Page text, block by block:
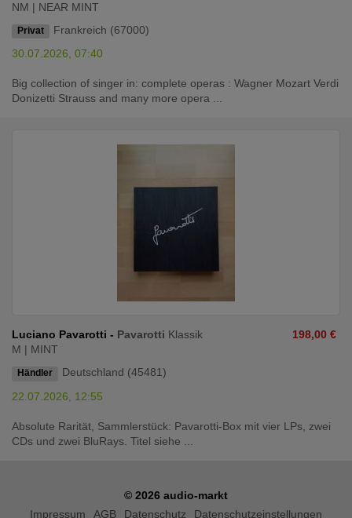
NM | NEAR MINT
Privat Frankreich (67000)
30.07.2026, 07:40
Big collection of singer in: complete operas : Wagner Mozart Verdi
Donizetti Strauss and many more opera ...
Luciano Pavarotti - Pavarotti Klassik
M | MINT
Händler Deutschland (45481)
198,00 €
22.07.2026, 12:55
Absolute Rarität, Sammlerstück: Pavarotti-Box mit vier LPs, zwei
CDs und zwei BluRays. Titel siehe ...
© 2026 audio-markt
Impressum
AGB Datenschutz Datenschutzeinstellungen